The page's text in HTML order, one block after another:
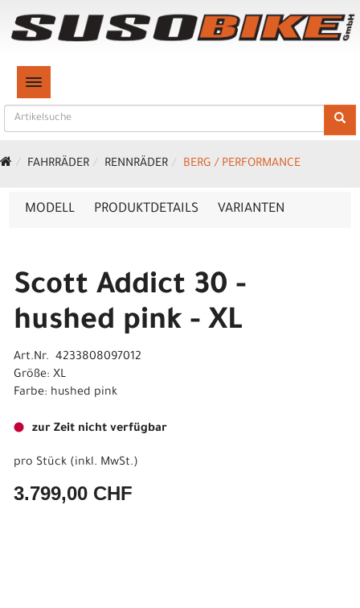
TOGGLE NAVIGATION
FAHRRÄDER RENNRÄDER BERG / PERFORMANCE
MODELL PRODUKTDETAILS VARIANTEN
Scott Addict 30 -
hushed pink - XL
Art.Nr. 4233808097012
Größe: XL
Farbe: hushed pink
zur Zeit nicht verfügbar
pro Stück (inkl. MwSt.)
3.799,00 CHF